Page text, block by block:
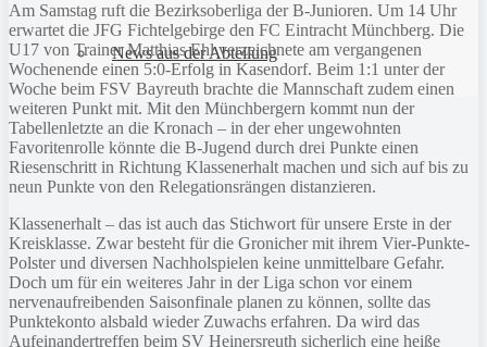
News aus der Abteilung
Am Samstag ruft die Bezirksoberliga der B-Junioren. Um 14 Uhr
erwartet die JFG Fichtelgebirge den FC Eintracht Münchberg. Die
U17 von Trainer Matthias Ehl verzeichnete am vergangenen
Wochenende einen 5:0-Erfolg in Kasendorf. Beim 1:1 unter der
Woche beim FSV Bayreuth brachte die Mannschaft zudem einen
weiteren Punkt mit. Mit den Münchbergern kommt nun der
Tabellenletzte an die Kronach – in der eher ungewohnten
Favoritenrolle könnte die B-Jugend durch drei Punkte einen
Riesenschritt in Richtung Klassenerhalt machen und sich auf bis zu
neun Punkte von den Relegationsrängen distanzieren.
Klassenerhalt – das ist auch das Stichwort für unsere Erste in der
Kreisklasse. Zwar besteht für die Gronicher mit ihrem Vier-Punkte-
Polster und diversen Nachholspielen keine unmittelbare Gefahr.
Doch um für ein weiteres Jahr in der Liga schon vor einem
nervenaufreibenden Saisonfinale planen zu können, sollte das
Punktekonto alsbald wieder Zuwachs erfahren. Da wird das
Aufeinandertreffen beim SV Heinersreuth sicherlich eine heiße